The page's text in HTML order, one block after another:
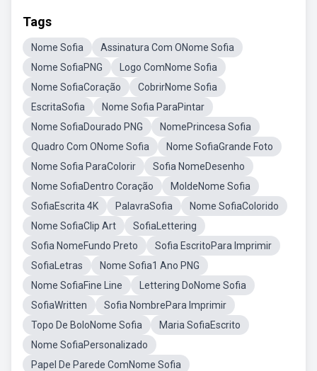
Tags
Nome Sofia
Assinatura Com ONome Sofia
Nome SofiaPNG
Logo ComNome Sofia
Nome SofiaCoração
CobrirNome Sofia
EscritaSofia
Nome Sofia ParaPintar
Nome SofiaDourado PNG
NomePrincesa Sofia
Quadro Com ONome Sofia
Nome SofiaGrande Foto
Nome Sofia ParaColorir
Sofia NomeDesenho
Nome SofiaDentro Coração
MoldeNome Sofia
SofiaEscrita 4K
PalavraSofia
Nome SofiaColorido
Nome SofiaClip Art
SofiaLettering
Sofia NomeFundo Preto
Sofia EscritoPara Imprimir
SofiaLetras
Nome Sofia1 Ano PNG
Nome SofiaFine Line
Lettering DoNome Sofia
SofiaWritten
Sofia NombrePara Imprimir
Topo De BoloNome Sofia
Maria SofiaEscrito
Nome SofiaPersonalizado
Papel De Parede ComNome Sofia